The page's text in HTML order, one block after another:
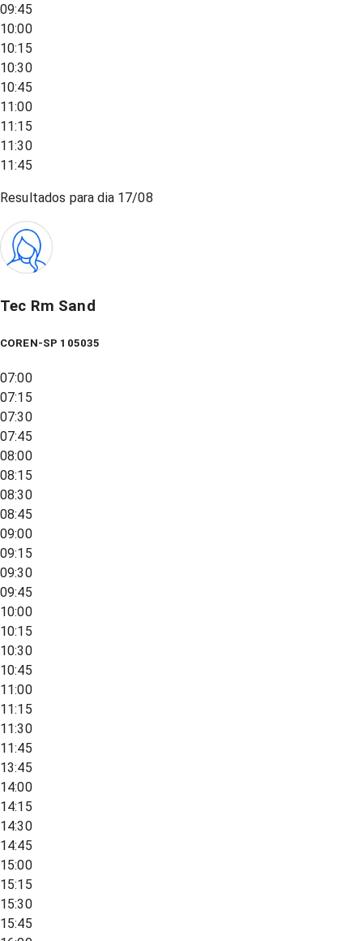
09:45
10:00
10:15
10:30
10:45
11:00
11:15
11:30
11:45
Resultados para dia 17/08
Tec Rm Sand
COREN-SP 105035
07:00
07:15
07:30
07:45
08:00
08:15
08:30
08:45
09:00
09:15
09:30
09:45
10:00
10:15
10:30
10:45
11:00
11:15
11:30
11:45
13:45
14:00
14:15
14:30
14:45
15:00
15:15
15:30
15:45